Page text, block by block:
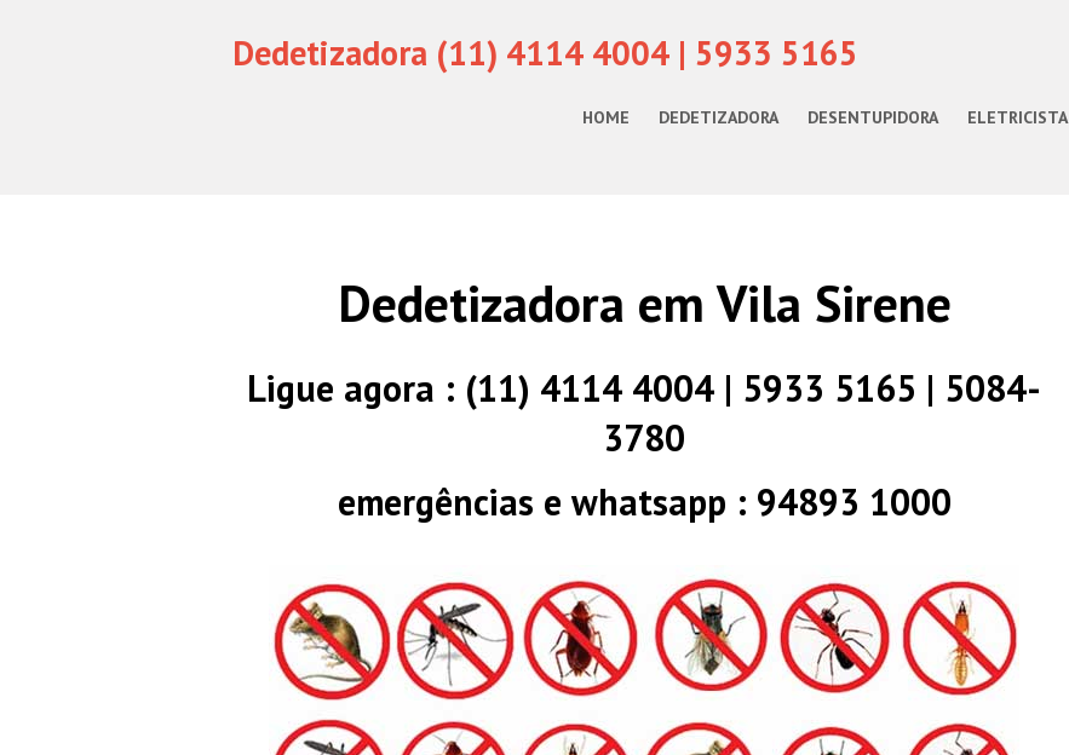
Dedetizadora (11) 4114 4004 | 5933 5165
HOME DEDETIZADORA DESENTUPIDORA ELETRICISTA
Dedetizadora em Vila Sirene
Ligue agora : (11) 4114 4004 | 5933 5165 | 5084-
3780
emergências e whatsapp : 94893 1000